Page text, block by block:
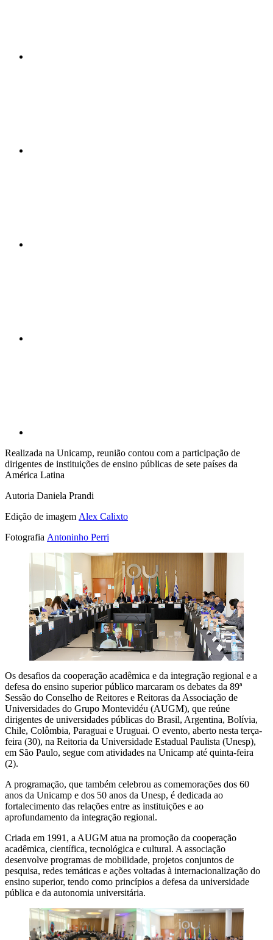
Realizada na Unicamp, reunião contou com a participação de
dirigentes de instituições de ensino públicas de sete países da
América Latina
Autoria Daniela Prandi
Edição de imagem Alex Calixto
Fotografia Antoninho Perri
Os desafios da cooperação acadêmica e da integração regional e a
defesa do ensino superior público marcaram os debates da 89ª
Sessão do Conselho de Reitores e Reitoras da Associação de
Universidades do Grupo Montevidéu (AUGM), que reúne
dirigentes de universidades públicas do Brasil, Argentina, Bolívia,
Chile, Colômbia, Paraguai e Uruguai. O evento, aberto nesta terça-
feira (30), na Reitoria da Universidade Estadual Paulista (Unesp),
em São Paulo, segue com atividades na Unicamp até quinta-feira
(2).
A programação, que também celebrou as comemorações dos 60
anos da Unicamp e dos 50 anos da Unesp, é dedicada ao
fortalecimento das relações entre as instituições e ao
aprofundamento da integração regional.
Criada em 1991, a AUGM atua na promoção da cooperação
acadêmica, científica, tecnológica e cultural. A associação
desenvolve programas de mobilidade, projetos conjuntos de
pesquisa, redes temáticas e ações voltadas à internacionalização do
ensino superior, tendo como princípios a defesa da universidade
pública e da autonomia universitária.